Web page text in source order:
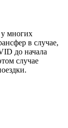
многих
в случае,
до начала
случае